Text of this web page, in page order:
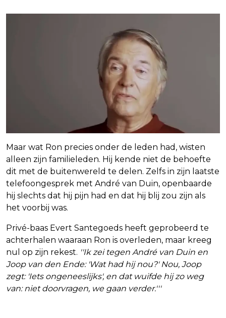
Maar wat Ron precies onder de leden had, wisten
alleen zijn familieleden. Hij kende niet de behoefte
dit met de buitenwereld te delen. Zelfs in zijn laatste
telefoongesprek met André van Duin, openbaarde
hij slechts dat hij pijn had en dat hij blij zou zijn als
het voorbij was.
Privé-baas Evert Santegoeds heeft geprobeerd te
achterhalen waaraan Ron is overleden, maar kreeg
nul op zijn rekest. ''Ik zei tegen André van Duin en
Joop van den Ende: 'Wat had hij nou?' Nou, Joop
zegt: 'Iets ongeneeslijks', en dat wuifde hij zo weg
van: niet doorvragen, we gaan verder.'''